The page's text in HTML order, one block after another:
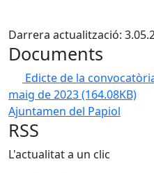
Darrera actualització:
Documents
Edicte de la
maig de 2023(164.08KB)
Ajuntamen del Papiol
RSS
L'actualitat a un clic